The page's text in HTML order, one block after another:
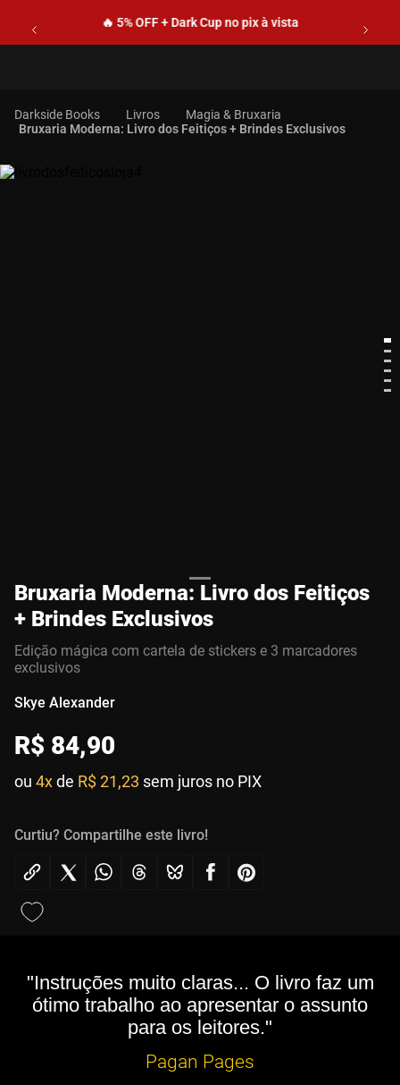
🔥 5% OFF + Dark Cup no pix à vista
Livros
Magia & Bruxaria
Bruxaria Moderna: Livro dos Feitiços + Brindes Exclusivos
Bruxaria Moderna: Livro dos Feitiços
+ Brindes Exclusivos
Edição mágica com cartela de stickers e 3 marcadores
exclusivos
Skye Alexander
R$ 84,90
ou 4xde R$ 21,23 sem juros no PIX
Curtiu? Compartilhe este livro!
"Instruções muito claras... O livro faz um
ótimo trabalho ao apresentar o assunto
para os leitores."
Pagan Pages